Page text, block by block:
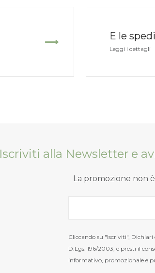
E le
Leggi i dettagli
Iscriviti alla Newsletter e
La promozione non
Cliccando su "Iscriviti",
D.Lgs. 196/2003, e presti il
informativo, promozionale e